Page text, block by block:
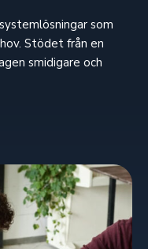
som
Stödet från en
smidigare och